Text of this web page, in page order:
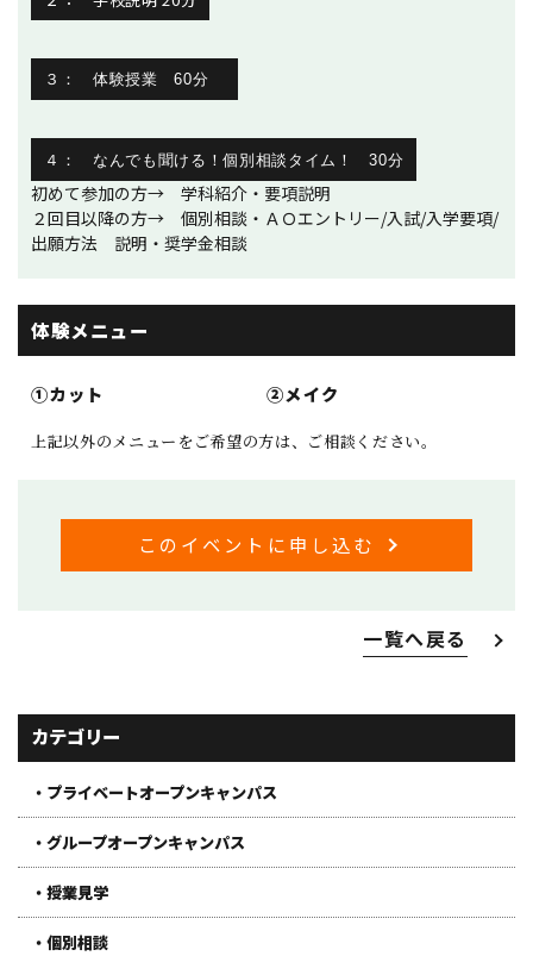
３： 体験授業 60分
４： なんでも聞ける！個別相談タイム！ 30分
初めて参加の方→ 学科紹介・要項説明
２回目以降の方→ 個別相談・ＡＯエントリー/入試/入学要項/
出願方法 説明・奨学金相談
体験メニュー
①カット ②メイク
上記以外のメニューをご希望の方は、ご相談ください。
このイベントに申し込む
一覧へ戻る
カテゴリー
・プライベートオープンキャンパス
・グループオープンキャンパス
・授業見学
・個別相談